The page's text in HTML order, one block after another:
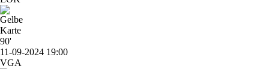
90'
11-09-2024 19:00
VGA